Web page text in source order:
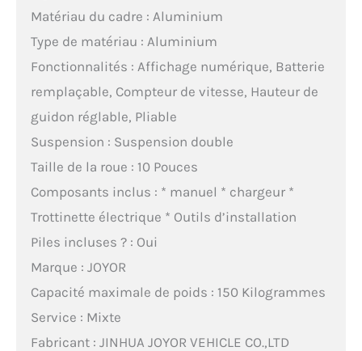
Matériau du cadre : Aluminium
Type de matériau : Aluminium
Fonctionnalités : Affichage numérique, Batterie
remplaçable, Compteur de vitesse, Hauteur de
guidon réglable, Pliable
Suspension : Suspension double
Taille de la roue : 10 Pouces
Composants inclus : * manuel * chargeur *
Trottinette électrique * Outils d’installation
Piles incluses ? : Oui
Marque : JOYOR
Capacité maximale de poids : 150 Kilogrammes
Service : Mixte
Fabricant : JINHUA JOYOR VEHICLE CO.,LTD